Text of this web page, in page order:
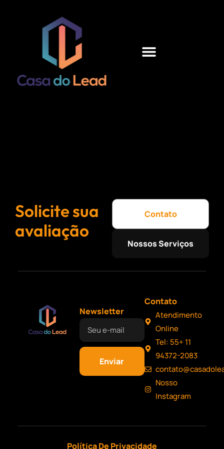
Solicite sua
avaliação
Contato
Nossos Serviços
Newsletter
Enviar
Contato
Atendimento
Online
Tel: 55+ 11
94372-2083
Nosso
Instagram
Política De Privacidade